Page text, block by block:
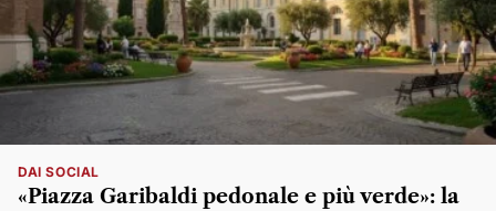
DAI SOCIAL
«Piazza Garibaldi pedonale e più verde»: la